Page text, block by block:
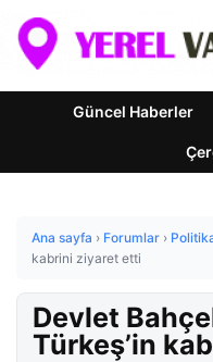
Güncel Haberler
Ana sayfa › Forumlar ›
kabrini ziyaret etti
Devlet
Türkeş’in